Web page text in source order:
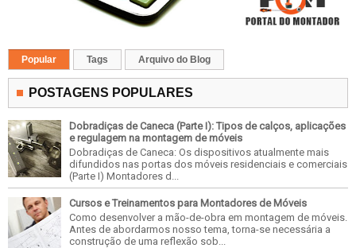
Popular Tags Arquivo do Blog
POSTAGENS POPULARES
Dobradiças de Caneca (Parte I): Tipos de calços, aplicações
e regulagem na montagem de móveis
Dobradiças de Caneca: Os dispositivos atualmente mais
difundidos nas portas dos móveis residenciais e comerciais
(Parte I) Montadores d...
Cursos e Treinamentos para Montadores de Móveis
Como desenvolver a mão-de-obra em montagem de móveis.
Antes de abordarmos nosso tema, torna-se necessária a
construção de uma reflexão sob...